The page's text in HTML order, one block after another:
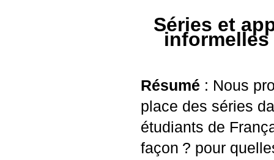
Séries et
informelles
Résumé : Nous
place des séries
étudiants de
façon ? pour